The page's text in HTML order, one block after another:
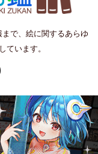
で、絵に関するあらゆ
ています。